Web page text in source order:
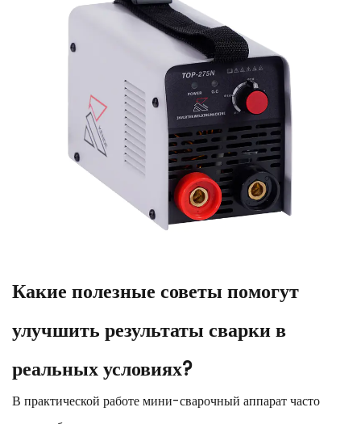
Какие полезные советы помогут
улучшить результаты сварки в
реальных условиях?
В практической работе мини-сварочный аппарат часто